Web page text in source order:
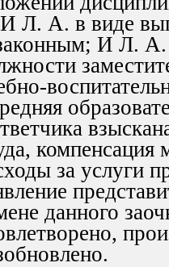
Л. А. в виде
И Л. А.
компенсация
за услуги
данного